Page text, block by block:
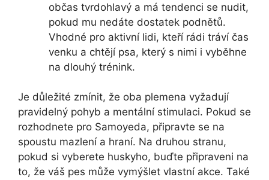
občas tvrdohlavý a má tendenci se nudit,
pokud mu nedáte dostatek podnětů.
Vhodné pro aktivní lidi, kteří rádi tráví čas
venku a chtějí psa, který s nimi i vyběhne
na dlouhý trénink.
Je důležité zmínit, že oba plemena vyžadují
pravidelný pohyb a mentální stimulaci. Pokud se
rozhodnete pro Samoyeda, připravte se na
spoustu mazlení a hraní. Na druhou stranu,
pokud si vyberete huskyho, buďte připraveni na
to, že váš pes může vymýšlet vlastní akce. Také